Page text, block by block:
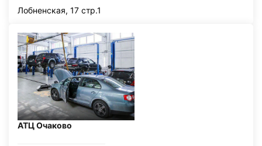
Лобненская, 17 стр.1
АТЦ Очаково